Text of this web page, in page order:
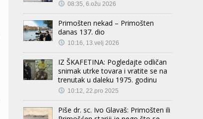
08:35, 6.ožu 2026
Primošten nekad – Primošten
danas 137. dio
10:16, 13.velj 2026
IZ ŠKAFETINA: Pogledajte odličan
snimak utrke tovara i vratite se na
trenutak u daleku 1975. godinu
10:12, 22.pro 2025
Piše dr. sc. Ivo Glavaš: Primošten ili